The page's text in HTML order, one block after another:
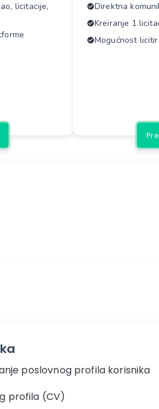
licitacije,
Direktna
Kreiranje 1
Mogućnost
poslovnog profila korisnika
profila (CV)